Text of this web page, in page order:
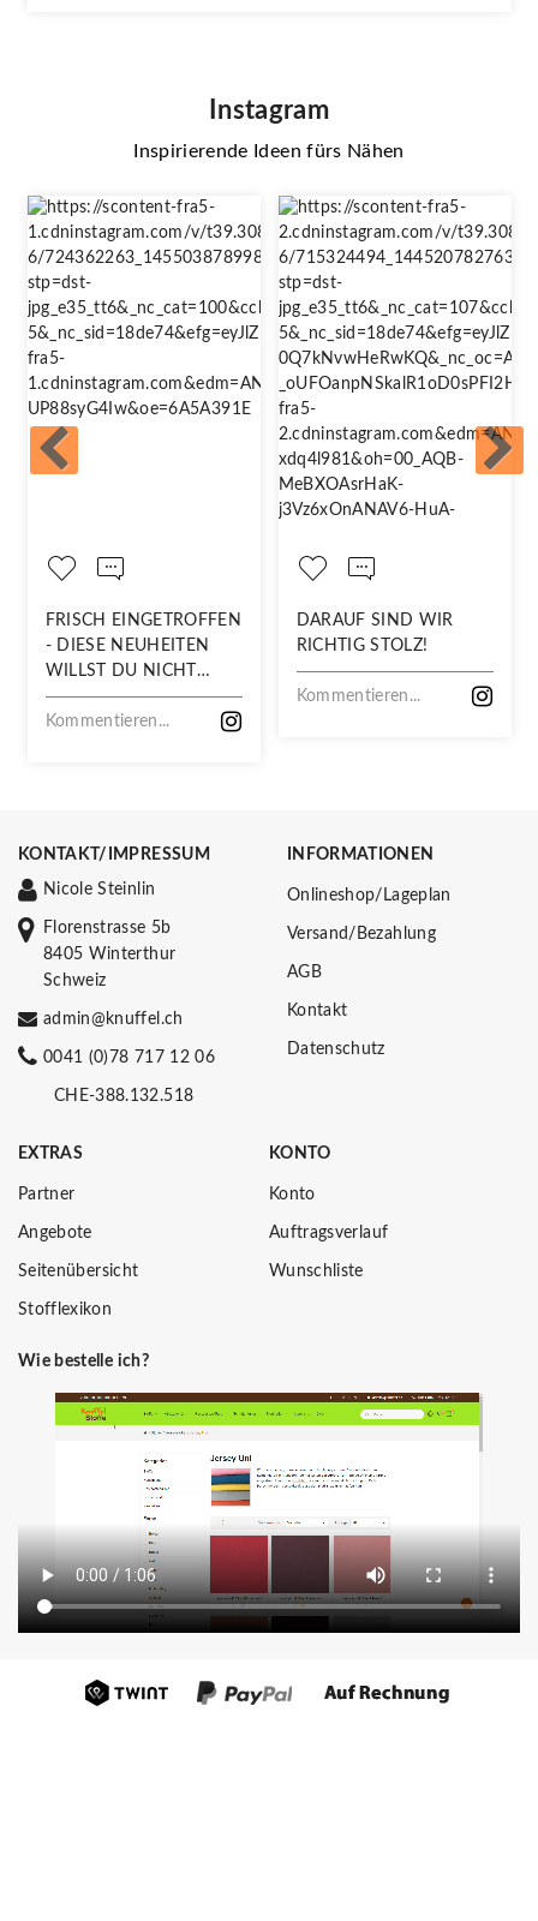
Instagram
Inspirierende Ideen fürs Nähen
FRISCH EINGETROFFEN
- DIESE NEUHEITEN
WILLST DU NICHT
VERPASSEN!
Kommentieren...
DARAUF SIND WIR
RICHTIG STOLZ!
Kommentieren...
KONTAKT/IMPRESSUM
Nicole Steinlin
Florenstrasse 5b
8405 Winterthur
Schweiz
admin@knuffel.ch
0041 (0)78 717 12 06
CHE-388.132.518
INFORMATIONEN
Onlineshop/Lageplan
Versand/Bezahlung
AGB
Kontakt
Datenschutz
EXTRAS
Partner
Angebote
Seitenübersicht
Stofflexikon
KONTO
Konto
Auftragsverlauf
Wunschliste
Wie bestelle ich?